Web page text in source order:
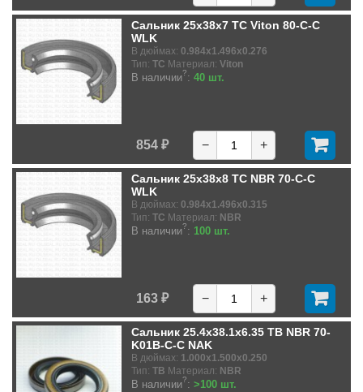
Сальник 25x38x7 TC Viton 80-C-C
WLK
В дюймах: 0.984x1.496x0.276
Тип: TC Материал: Viton
В наличии?: 40 шт.
854 ₽ − +
Сальник 25x38x8 TC NBR 70-C-C
WLK
В дюймах: 0.984x1.496x0.315
Тип: TC Материал: NBR
В наличии?: 100 шт.
163 ₽ − +
Сальник 25.4x38.1x6.35 TB NBR 70-
K01B-C-C NAK
В дюймах: 1.000x1.500x0.250
Тип: TB Материал: NBR
В наличии?: >100 шт.